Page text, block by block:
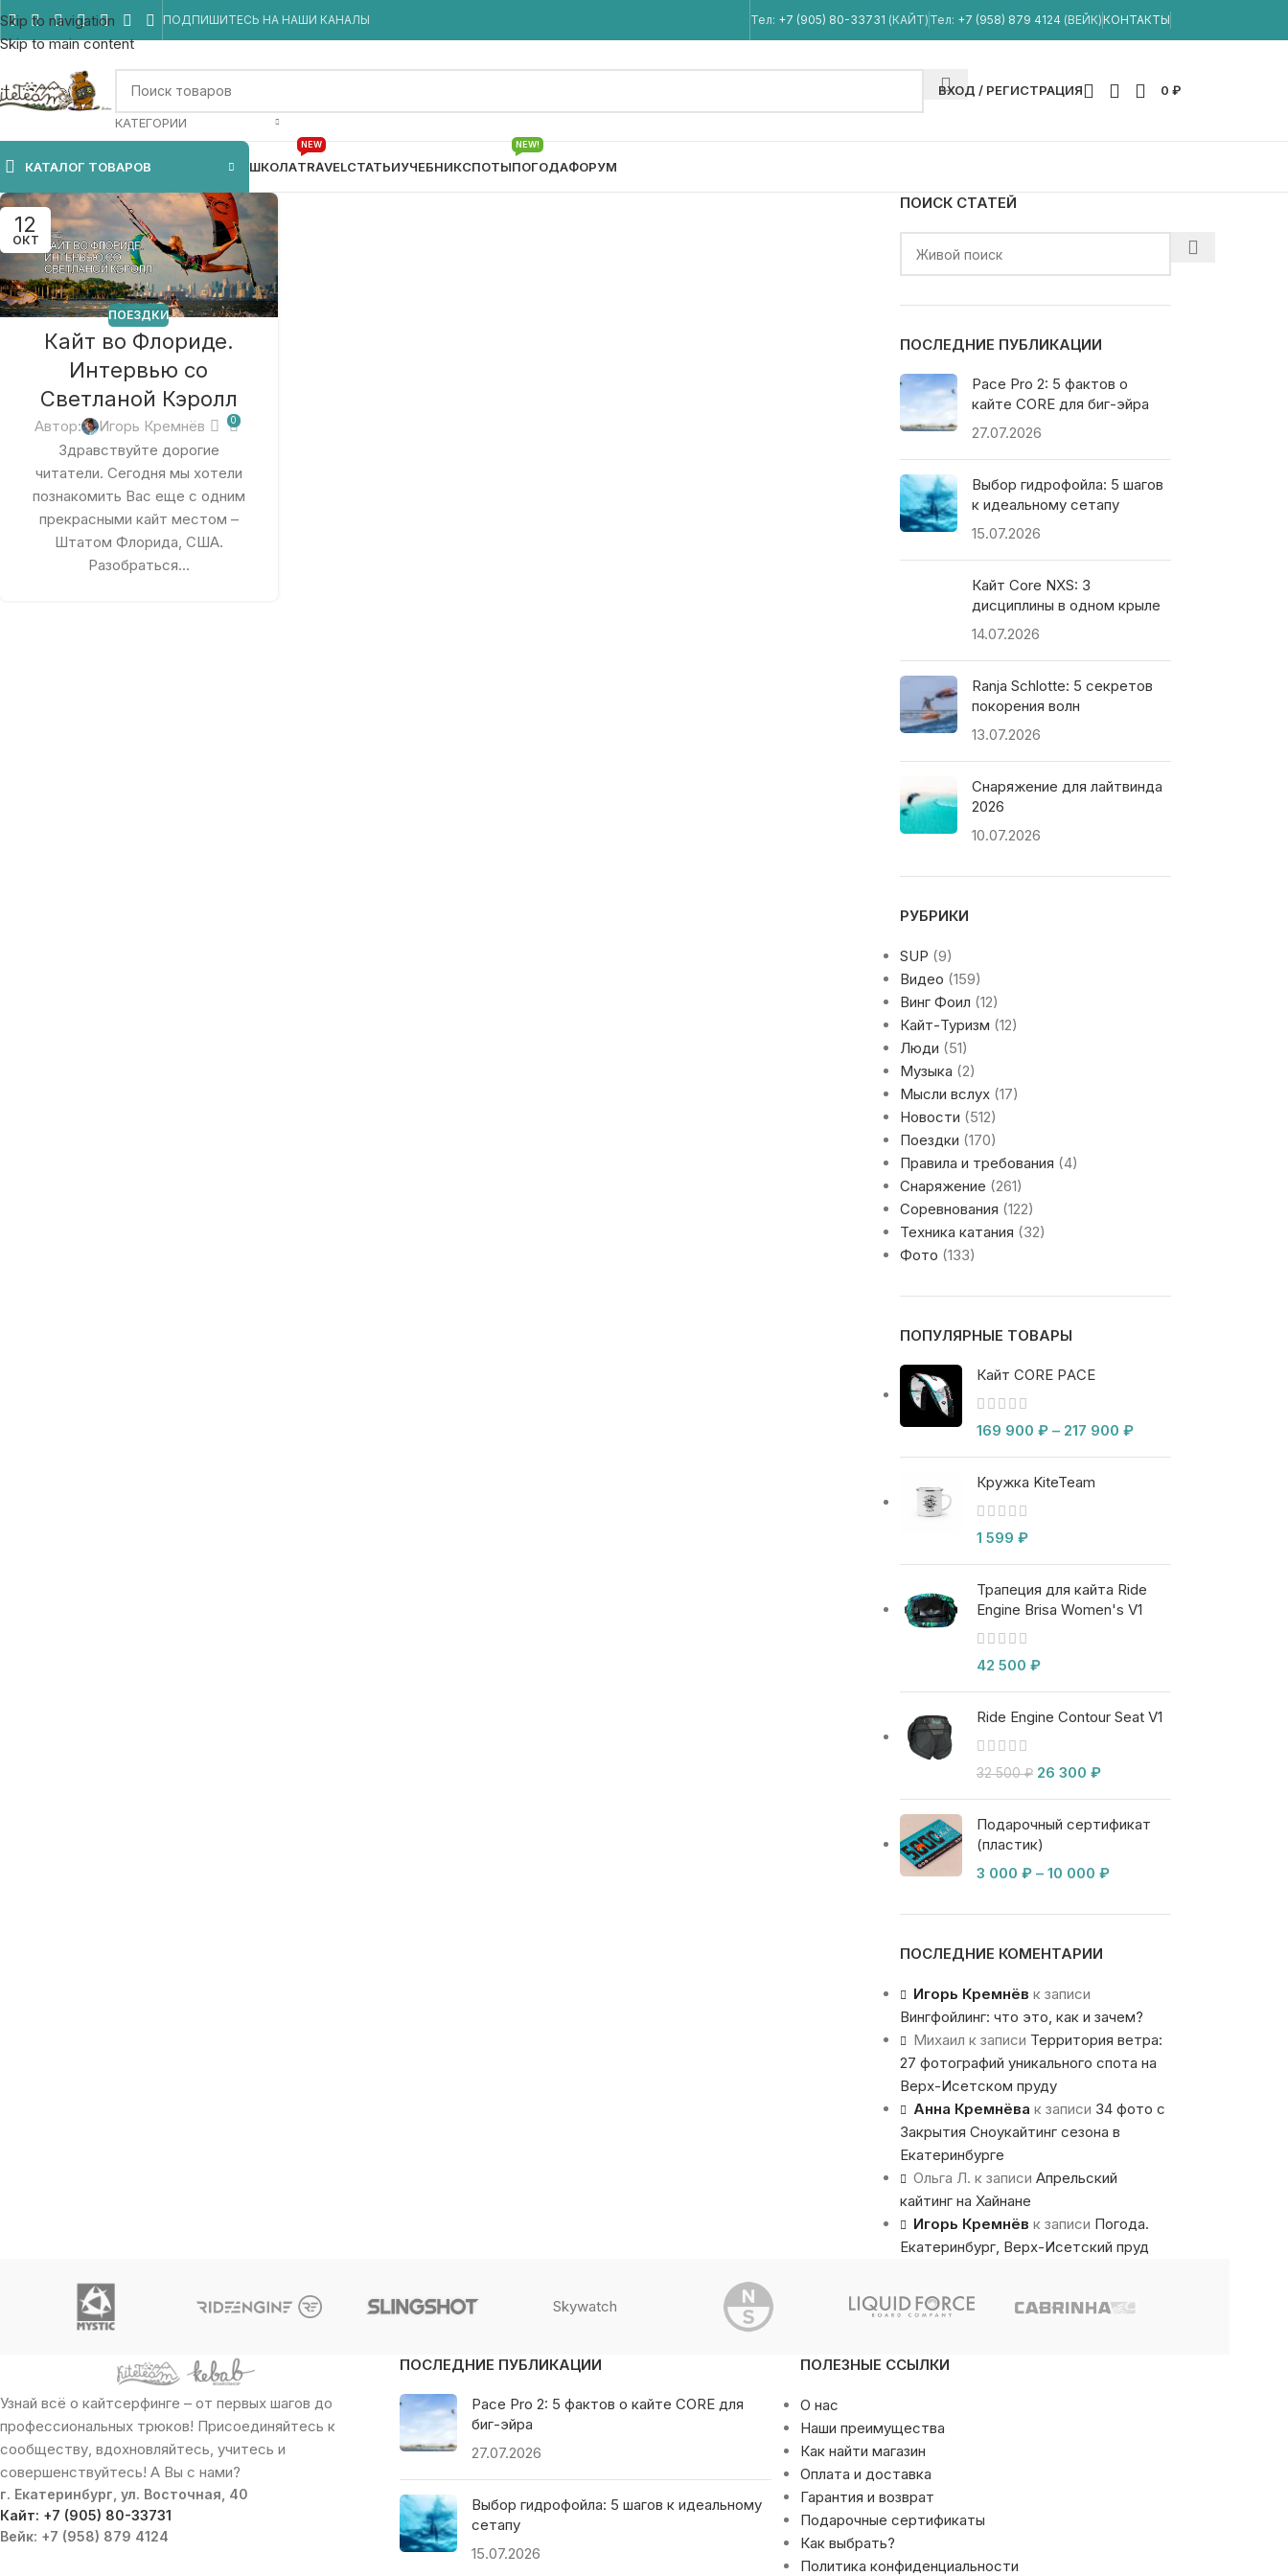
Skip to navigation
Skip to main content
ПОДПИШИТЕСЬ НА НАШИ КАНАЛЫ
Тел: +7 (905) 80-33731 (КАЙТ) Тел: +7 (958) 879 4124 (ВЕЙК) КОНТАКТЫ
КАТЕГОРИИ
ВХОД / РЕГИСТРАЦИЯ 0 ₽
КАТАЛОГ ТОВАРОВ ШКОЛАTRAVEL
NEW
СТАТЬИУЧЕБНИКСПОТЫПОГОДА
NEW!
ФОРУМ
12
ОКТ
ПОЕЗДКИ
Кайт во Флориде.
Интервью со
Светланой Кэролл
Автор: Игорь Кремнёв 0
Здравствуйте дорогие
читатели. Сегодня мы хотели
познакомить Вас еще с одним
прекрасными кайт местом –
Штатом Флорида, США.
Разобраться...
ПОИСК СТАТЕЙ
ПОСЛЕДНИЕ ПУБЛИКАЦИИ
Pace Pro 2: 5 фактов о
кайте CORE для биг-эйра
27.07.2026
Выбор гидрофойла: 5 шагов
к идеальному сетапу
15.07.2026
Кайт Core NXS: 3
дисциплины в одном крыле
14.07.2026
Ranja Schlotte: 5 секретов
покорения волн
13.07.2026
Снаряжение для лайтвинда
2026
10.07.2026
РУБРИКИ
SUP (9)
Видео (159)
Винг Фоил (12)
Кайт-Туризм (12)
Люди (51)
Музыка (2)
Мысли вслух(17)
Новости (512)
Поездки (170)
Правила и требования (4)
Снаряжение (261)
Соревнования (122)
Техника катания (32)
Фото (133)
ПОПУЛЯРНЫЕ ТОВАРЫ
Кайт CORE PACE
169 900 ₽ – 217 900 ₽
Кружка KiteTeam
1 599 ₽
Трапеция для кайта Ride
Engine Brisa Women's V1
42 500 ₽
Ride Engine Contour Seat V1
32 500₽ 26 300 ₽
Подарочный сертификат
(пластик)
3 000 ₽ – 10 000 ₽
ПОСЛЕДНИЕ КОМЕНТАРИИ
Игорь Кремнёв к записи
Вингфойлинг: что это, как и зачем?
Михаил к записи Территория ветра:
27 фотографий уникального спота на
Верх-Исетском пруду
Анна Кремнёва к записи 34 фото с
Закрытия Сноукайтинг сезона в
Екатеринбурге
Ольга Л. к записи Апрельский
кайтинг на Хайнане
Игорь Кремнёв к записи Погода.
Екатеринбург, Верх-Исетский пруд
Skywatch
Узнай всё о кайтсерфинге – от первых шагов до
профессиональных трюков! Присоединяйтесь к
сообществу, вдохновляйтесь, учитесь и
совершенствуйтесь! А Вы с нами?
г. Екатеринбург, ул. Восточная, 40
Кайт: +7 (905) 80-33731
Вейк: +7 (958) 879 4124
ПОСЛЕДНИЕ ПУБЛИКАЦИИ
Pace Pro 2: 5 фактов о кайте CORE для
биг-эйра
27.07.2026
Выбор гидрофойла: 5 шагов к идеальному
сетапу
15.07.2026
ПОЛЕЗНЫЕ ССЫЛКИ
О нас
Наши преимущества
Как найти магазин
Оплата и доставка
Гарантия и возврат
Подарочные сертификаты
Как выбрать?
Политика конфиденциальности